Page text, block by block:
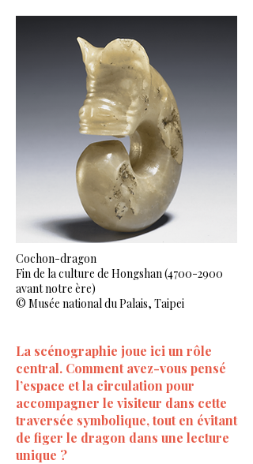
Cochon-dragon
Fin de la culture de Hongshan(4700-2900
avant notre ère)
© Musée national du Palais, Taipei
La scénographie joue ici un rôle
central. Comment avez-vous pensé
l’espace et la circulation pour
accompagner le visiteur dans cette
traversée symbolique, tout en évitant
de figer le dragon dans une lecture
unique ?